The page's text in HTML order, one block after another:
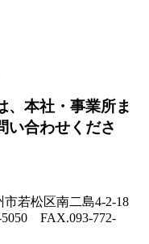
、本社・事業所ま
い合わせくださ
若松区南二島4-2-18
5050 FAX.093-772-